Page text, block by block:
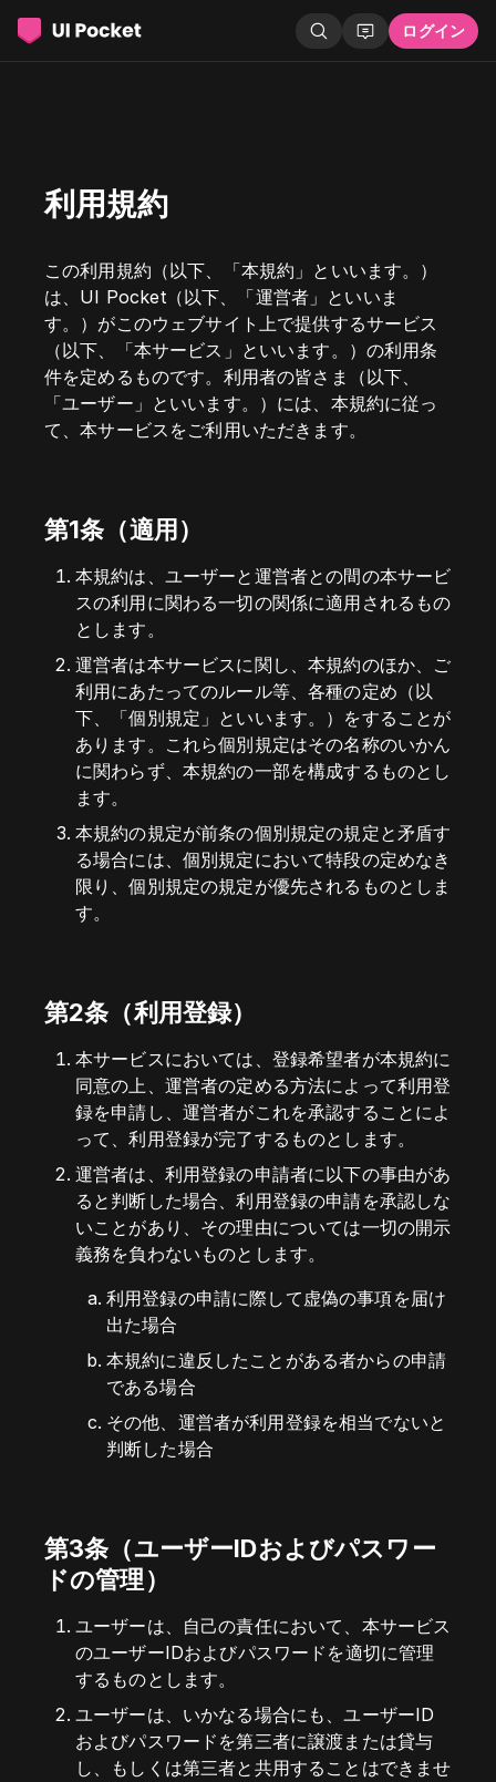
ログイン
利用規約
この利用規約（以下、「本規約」といいます。）
は、UI Pocket（以下、「運営者」といいま
す。）がこのウェブサイト上で提供するサービス
（以下、「本サービス」といいます。）の利用条
件を定めるものです。利用者の皆さま（以下、
「ユーザー」といいます。）には、本規約に従っ
て、本サービスをご利用いただきます。
第1条（適用）
本規約は、ユーザーと運営者との間の本サービ
スの利用に関わる一切の関係に適用されるもの
とします。
運営者は本サービスに関し、本規約のほか、ご
利用にあたってのルール等、各種の定め（以
下、「個別規定」といいます。）をすることが
あります。これら個別規定はその名称のいかん
に関わらず、本規約の一部を構成するものとし
ます。
本規約の規定が前条の個別規定の規定と矛盾す
る場合には、個別規定において特段の定めなき
限り、個別規定の規定が優先されるものとしま
す。
第2条（利用登録）
本サービスにおいては、登録希望者が本規約に
同意の上、運営者の定める方法によって利用登
録を申請し、運営者がこれを承認することによ
って、利用登録が完了するものとします。
運営者は、利用登録の申請者に以下の事由があ
ると判断した場合、利用登録の申請を承認しな
いことがあり、その理由については一切の開示
義務を負わないものとします。
利用登録の申請に際して虚偽の事項を届け
出た場合
本規約に違反したことがある者からの申請
である場合
その他、運営者が利用登録を相当でないと
判断した場合
第3条（ユーザーIDおよびパスワー
ドの管理）
ユーザーは、自己の責任において、本サービス
のユーザーIDおよびパスワードを適切に管理
するものとします。
ユーザーは、いかなる場合にも、ユーザーID
およびパスワードを第三者に譲渡または貸与
し、もしくは第三者と共用することはできませ